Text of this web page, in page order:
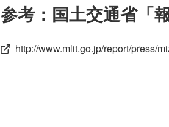
参考：国土交通省「
http://www.mlit.go.jp/report/press/